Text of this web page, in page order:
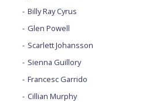
Billy Ray Cyrus
Glen Powell
Scarlett Johansson
Sienna Guillory
Francesc Garrido
Cillian Murphy